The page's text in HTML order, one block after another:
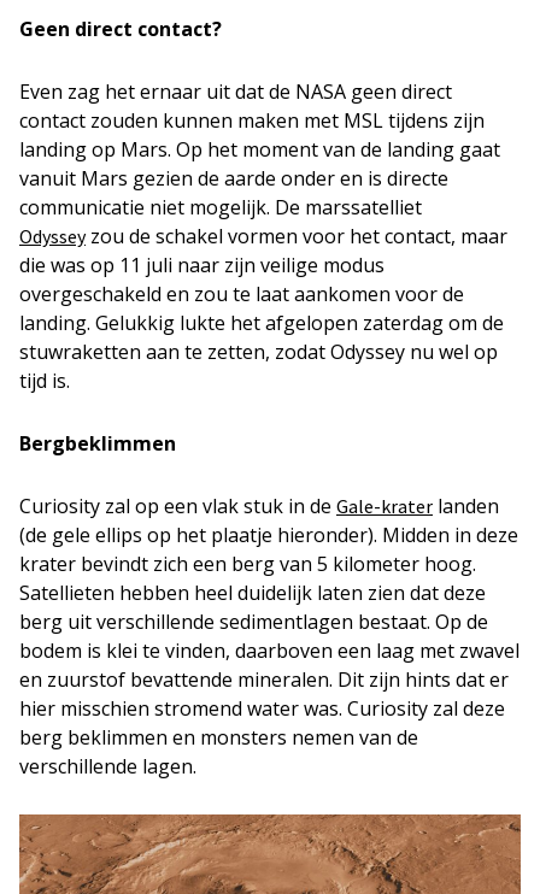
Geen direct contact?
Even zag het ernaar uit dat de NASA geen direct
contact zouden kunnen maken met MSL tijdens zijn
landing op Mars. Op het moment van de landing gaat
vanuit Mars gezien de aarde onder en is directe
communicatie niet mogelijk. De marssatelliet
Odysseyzou de schakel vormen voor het contact, maar
die was op 11 juli naar zijn veilige modus
overgeschakeld en zou te laat aankomen voor de
landing. Gelukkig lukte het afgelopen zaterdag om de
stuwraketten aan te zetten, zodat Odyssey nu wel op
tijd is.
Bergbeklimmen
Curiosity zal op een vlak stuk in de Gale-krater landen
(de gele ellips op het plaatje hieronder). Midden in deze
krater bevindt zich een berg van 5 kilometer hoog.
Satellieten hebben heel duidelijk laten zien dat deze
berg uit verschillende sedimentlagen bestaat. Op de
bodem is klei te vinden, daarboven een laag met zwavel
en zuurstof bevattende mineralen. Dit zijn hints dat er
hier misschien stromend water was. Curiosity zal deze
berg beklimmen en monsters nemen van de
verschillende lagen.